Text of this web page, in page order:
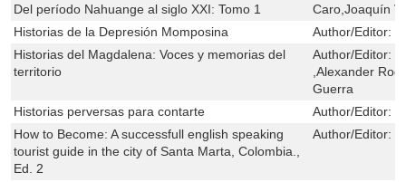
Del período Nahuange al siglo XXI: Tomo 1
Caro,Joaquín
Historias de la Depresión Momposina
Author/Editor:
Historias del Magdalena: Voces y memorias del
territorio
Author/Editor:
,Alexander
Guerra
Historias perversas para contarte
Author/Editor:
How to Become: A successfull english speaking
tourist guide in the city of Santa Marta, Colombia.,
Ed. 2
Author/Editor: